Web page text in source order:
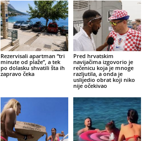
Rezervisali apartman “tri
minute od plaže”, a tek
po dolasku shvatili šta ih
zapravo čeka
Pred hrvatskim
navijačima izgovorio je
rečenicu koja je mnoge
razljutila, a onda je
uslijedio obrat koji niko
nije očekivao